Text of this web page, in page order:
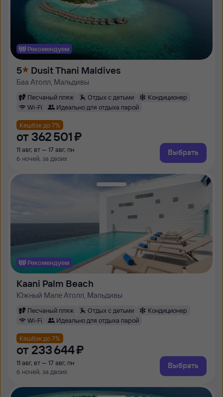
Рекомендуем
5 Dusit Thani Maldives
Баа Атолл, Мальдивы
Песчаный пляж Отдых с детьми
Кондиционер
Wi-Fi
Идеально для отдыха парой
Кешбэк до 7%
от 362 ⁠501 ⁠₽
11 авг, вт — 17 авг, пн
6 ночей, за двоих
Выбрать
Рекомендуем
Kaani Palm Beach
Южный Мале Атолл, Мальдивы
Песчаный пляж Отдых с детьми
Кондиционер
Wi-Fi
Идеально для отдыха парой
Кешбэк до 7%
от 233 ⁠644 ⁠₽
11 авг, вт — 17 авг, пн
6 ночей, за двоих
Выбрать